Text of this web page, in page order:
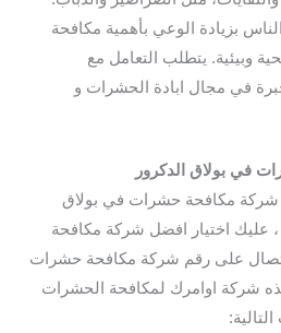
بزيادة الوعي بأهمية مكافحة
وبيئية. يتطلب التعامل مع
في مجال ابادة الحشرات و
في بولاق الدكرور
شركة مكافحة حشرات في بولاق
عليك اختيار افضل شركة مكافحة
على رقم شركة مكافحة حشرات
شركة اوامرك لمكافحة الحشرات